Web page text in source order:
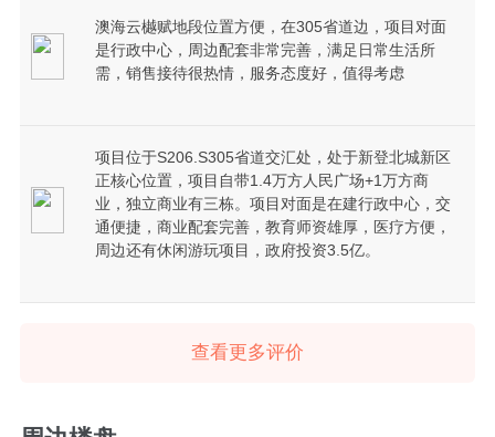
澳海云樾赋地段位置方便，在305省道边，项目对面
是行政中心，周边配套非常完善，满足日常生活所
需，销售接待很热情，服务态度好，值得考虑
项目位于S206.S305省道交汇处，处于新登北城新区
正核心位置，项目自带1.4万方人民广场+1万方商
业，独立商业有三栋。项目对面是在建行政中心，交
通便捷，商业配套完善，教育师资雄厚，医疗方便，
周边还有休闲游玩项目，政府投资3.5亿。
查看更多评价